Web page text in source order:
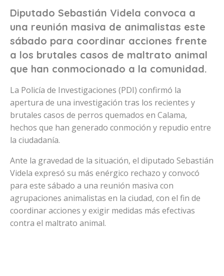
Diputado Sebastián Videla convoca a
una reunión masiva de animalistas este
sábado para coordinar acciones frente
a los brutales casos de maltrato animal
que han conmocionado a la comunidad.
La Policía de Investigaciones (PDI) confirmó la
apertura de una investigación tras los recientes y
brutales casos de perros quemados en Calama,
hechos que han generado conmoción y repudio entre
la ciudadanía.
Ante la gravedad de la situación, el diputado Sebastián
Videla expresó su más enérgico rechazo y convocó
para este sábado a una reunión masiva con
agrupaciones animalistas en la ciudad, con el fin de
coordinar acciones y exigir medidas más efectivas
contra el maltrato animal.